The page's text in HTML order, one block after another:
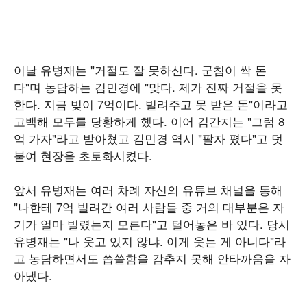
이날 유병재는 "거절도 잘 못하신다. 군침이 싹 돈
다"며 농담하는 김민경에 "맞다. 제가 진짜 거절을 못
한다. 지금 빚이 7억이다. 빌려주고 못 받은 돈"이라고
고백해 모두를 당황하게 했다. 이어 김간지는 "그럼 8
억 가자"라고 받아쳤고 김민경 역시 "팔자 폈다"고 덧
붙여 현장을 초토화시켰다.
앞서 유병재는 여러 차례 자신의 유튜브 채널을 통해
"나한테 7억 빌려간 여러 사람들 중 거의 대부분은 자
기가 얼마 빌렸는지 모른다"고 털어놓은 바 있다. 당시
유병재는 "나 웃고 있지 않냐. 이게 웃는 게 아니다"라
고 농담하면서도 씁쓸함을 감추지 못해 안타까움을 자
아냈다.